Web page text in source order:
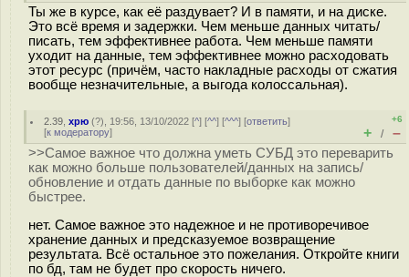
Ты же в курсе, как её раздувает? И в памяти, и на диске.
Это всё время и задержки. Чем меньше данных читать/
писать, тем эффективнее работа. Чем меньше памяти
уходит на данные, тем эффективнее можно расходовать
этот ресурс (причём, часто накладные расходы от сжатия
вообще незначительные, а выгода колоссальная).
2.39 ,хрю (?), 19:56, 13/10/2022 [^] [^^] [^^^] [ответить]
[к модератору]
+6
+ / –
>>Самое важное что должна уметь СУБД это переварить
как можно больше пользователей/данных на запись/
обновление и отдать данные по выборке как можно
быстрее.
нет. Самое важное это надежное и не противоречивое
хранение данных и предсказуемое возвращение
результата. Всё остальное это пожелания. Откройте книги
по бд, там не будет про скорость ничего.